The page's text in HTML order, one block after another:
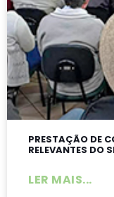
PRESTAÇÃO DE
RELEVANTES DO
LER MAIS...